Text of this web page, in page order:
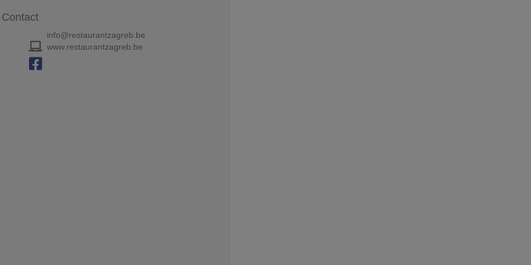
Contact
info@restaurantzagreb.be
www.restaurantzagreb.be